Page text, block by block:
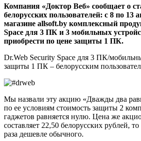
Компания «Доктор Веб» сообщает о
белорусских пользователей: с 8 по 13
магазине allsoft.by комплексный
Space для 3 ПК и 3 мобильных
приобрести по цене защиты 1 ПК.
Dr.Web Security Space для 3 ПК/
защиты 1 ПК – белорусским
Мы назвали эту акцию «Дважды два
по ее условиям стоимость защиты 2
гаджетов равняется нулю. Цена же
составляет 22,50 белорусских рублей,
раза дешевле обычного.